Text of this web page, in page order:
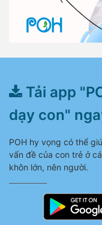
Tải app
dạy con"
POH hy vọng có thể
vấn đề của con trẻ ở
khôn lớn, nên người.